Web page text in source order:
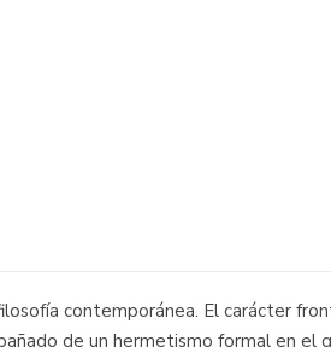
contemporánea. El carácter
de un hermetismo formal en el